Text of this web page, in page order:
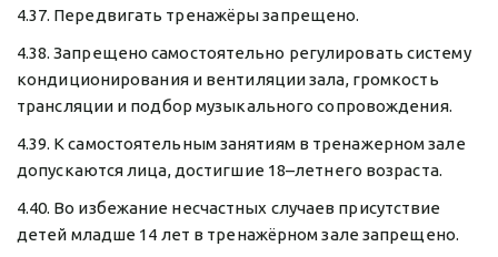
4.37. Передвигать тренажёры запрещено.
4.38. Запрещено самостоятельно регулировать систему
кондиционирования и вентиляции зала, громкость
трансляции и подбор музыкального сопровождения.
4.39. К самостоятельным занятиям в тренажерном зале
допускаются лица, достигшие 18–летнего возраста.
4.40. Во избежание несчастных случаев присутствие
детей младше 14 лет в тренажёрном зале запрещено.